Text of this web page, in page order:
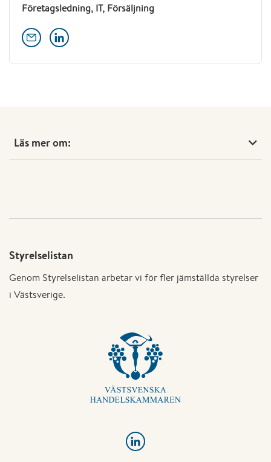
Företagsledning, IT, Försäljning
Läs mer om:
Styrelselistan
Genom Styrelselistan arbetar vi för fler jämställda styrelser
i Västsverige.